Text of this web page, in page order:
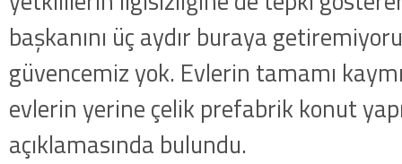
başkanını üç aydır buraya
güvencemiz yok. Evlerin tamamı
evlerin yerine çelik prefabrik konut
açıklamasında bulundu.